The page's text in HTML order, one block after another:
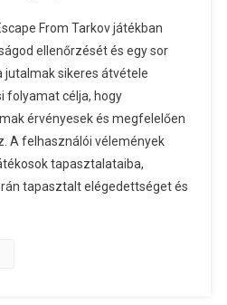
Tarkov
From Tarkov játékban
ellenőrzését és egy sor
jutalmak sikeres átvétele
folyamat célja, hogy
érvényesek és megfelelően
A felhasználói vélemények
tapasztalataiba,
tapasztalt elégedettséget és